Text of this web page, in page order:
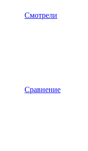
Смотрели
Сравнение